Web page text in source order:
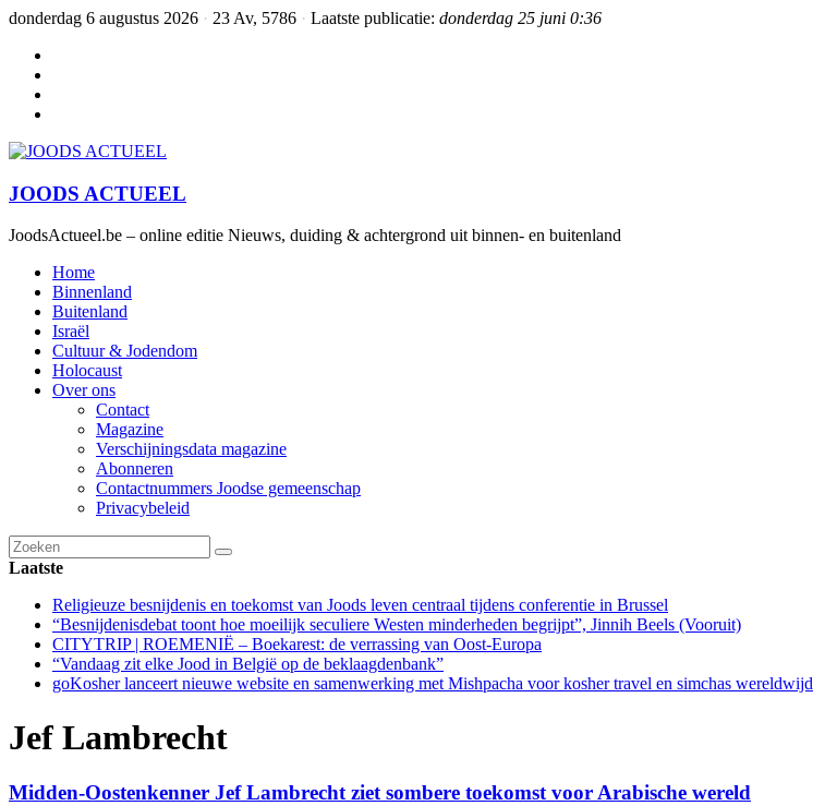
donderdag 6 augustus 2026 · 23 Av, 5786 · Laatste publicatie: donderdag 25 juni 0:36
JOODS ACTUEEL
JoodsActueel.be – online editie Nieuws, duiding & achtergrond uit binnen- en buitenland
Home
Binnenland
Buitenland
Israël
Cultuur & Jodendom
Holocaust
Over ons
Contact
Magazine
Verschijningsdata magazine
Abonneren
Contactnummers Joodse gemeenschap
Privacybeleid
Laatste
Religieuze besnijdenis en toekomst van Joods leven centraal tijdens conferentie in Brussel
“Besnijdenisdebat toont hoe moeilijk seculiere Westen minderheden begrijpt”, Jinnih Beels (Vooruit)
CITYTRIP | ROEMENIË – Boekarest: de verrassing van Oost-Europa
“Vandaag zit elke Jood in België op de beklaagdenbank”
goKosher lanceert nieuwe website en samenwerking met Mishpacha voor kosher travel en simchas wereldwijd
Jef Lambrecht
Midden-Oostenkenner Jef Lambrecht ziet sombere toekomst voor Arabische wereld